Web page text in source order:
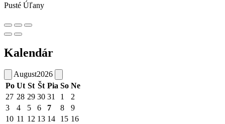
Pusté Úľany
Kalendár
August2026
Po Ut St Št Pia So Ne
27 28 29 30 31 1
2
3
4 5 6 7 8
9
10 11 12 13 14 15 16